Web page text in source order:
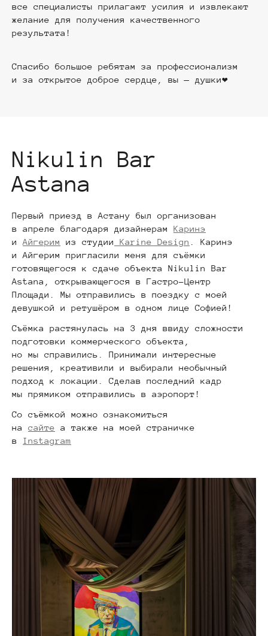
все специалисты прилагают усилия и извлекают
желание для получения качественного
результата!
Спасибо большое ребятам за профессионализм
и за открытое доброе сердце, вы — душки❤️
Nikulin Bar
Astana
Первый приезд в Астану был организован
в апреле благодаря дизайнерам Каринэ
и Айгерим из студии Karine Design
. Каринэ
и Айгерим пригласили меня для съёмки
готовящегося к сдаче объекта Nikulin Bar
Astana, открывающегося в Гастро-Центр
Площади. Мы отправились в поездку с моей
девушкой и ретушёром в одном лице Софией!
Съёмка растянулась на 3 дня ввиду сложности
подготовки коммерческого объекта,
но мы справились. Принимали интересные
решения, креативили и выбирали необычный
подход к локации. Сделав последний кадр
мы прямиком отправились в аэропорт!
Со съёмкой можно ознакомиться
на сайте а также на моей страничке
в Instagram